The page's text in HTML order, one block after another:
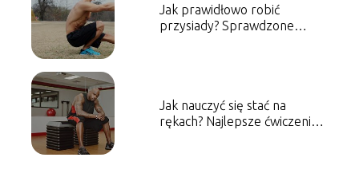
Jak prawidłowo robić
przysiady? Sprawdzone
Jak nauczyć się stać na
rękach? Najlepsze ćwiczenia